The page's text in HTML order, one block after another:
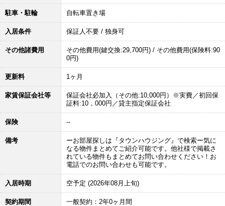
駐車・駐輪 自転車置き場
入居条件 保証人不要 / 独身可
その他諸費用
その他費用(鍵交換:29,700円) / その他費用(保険料:90
0円)
更新料 1ヶ月
家賃保証会社等
保証会社必加入（その他:10,000円）※実費／初回保
証料:10，000円／貸主指定保証会社
保険 --
備考
ーお部屋探しは『タウンハウジング』で検索ー気に
なる物件まとめてご紹介可能です。他社様で掲載さ
れている物件もまとめてお問い合わせください！お
電話でのお問い合わせも可能です。
入居時期 空予定 (2026年08月上旬)
契約期間 一般契約：2年0ヶ月間